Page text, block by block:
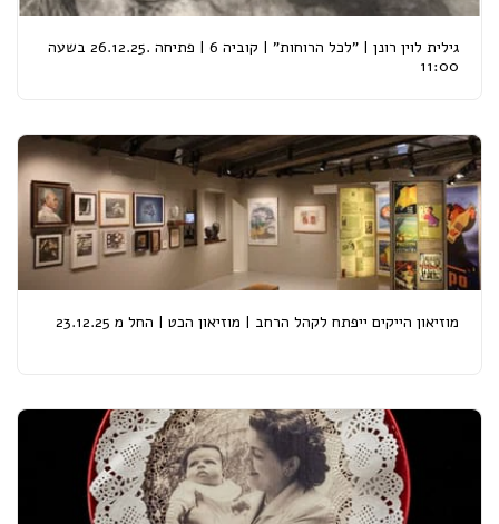
גילית לוין רונן | "לכל הרוחות" | קוביה 6 | פתיחה .26.12.25 בשעה
11:00
מוזיאון הייקים ייפתח לקהל הרחב | מוזיאון הכט | החל מ 23.12.25